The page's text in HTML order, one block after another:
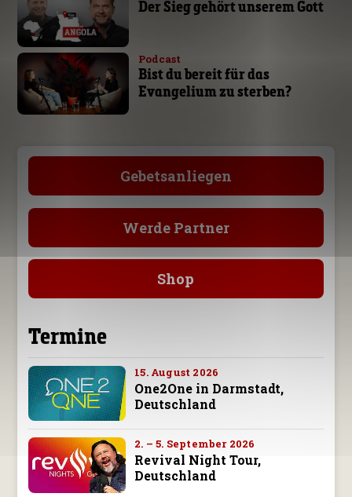
Der Sieg gehört unserem Gott
Podcast
Bist du bereit für das
Evangelium zu sterben?
Gebetsanliegen
Werde Partner
Shop
Termine
15. August 2026
One2One in Darmstadt,
Deutschland
2. – 5. September 2026
Revival Night Tour,
Deutschland